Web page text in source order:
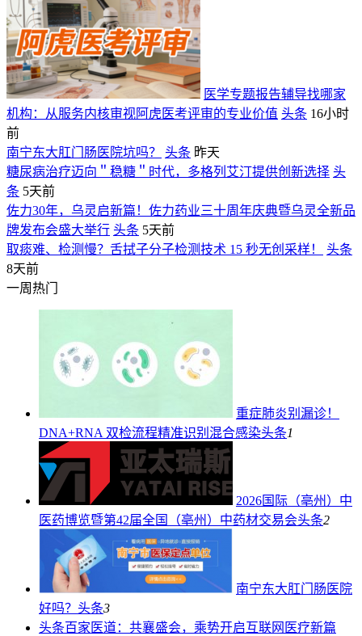
医学专题报告辅导找哪家
机构：从服务内核审视阿虎医考评审的专业价值 头条 16小时
前
南宁东大肛门肠医院坑吗？
头条 昨天
糖尿病治疗迈向＂稳糖＂时代，多格列艾汀提供创新选择 头
条 5天前
佐力30年，乌灵启新篇！佐力药业三十周年庆典暨乌灵全新品
牌发布会盛大举行 头条 5天前
取痰难、检测慢？舌拭子分子检测技术 15 秒无创采样！
头条
8天前
一周热门
重症肺炎别漏诊！
DNA+RNA 双检流程精准识别混合感染头条1
2026国际（亳州）中
医药博览暨第42届全国（亳州）中药材交易会头条2
南宁东大肛门肠医院
好吗？ 头条3
头条百家医道：共襄盛会，乘势开启互联网医疗新篇